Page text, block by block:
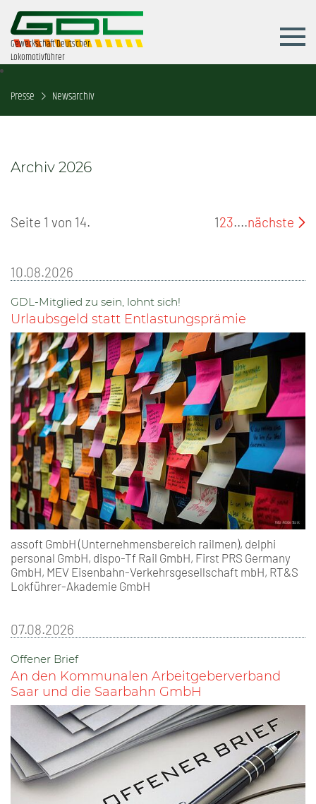
Gewerkschaft Deutscher
Lokomotivführer
Presse Newsarchiv
Archiv 2026
Seite 1 von 14. 123....nächste
10.08.2026
GDL-Mitglied zu sein, lohnt sich!
Urlaubsgeld statt Entlastungsprämie
assoft GmbH (Unternehmensbereich railmen), delphi
personal GmbH, dispo-Tf Rail GmbH, First PRS Germany
GmbH, MEV Eisenbahn-Verkehrsgesellschaft mbH, RT&S
Lokführer-Akademie GmbH
07.08.2026
Offener Brief
An den Kommunalen Arbeitgeberverband
Saar und die Saarbahn GmbH